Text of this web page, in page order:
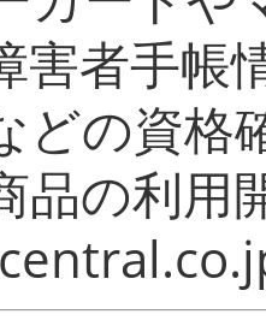
害者手帳
どの資格
品の利用